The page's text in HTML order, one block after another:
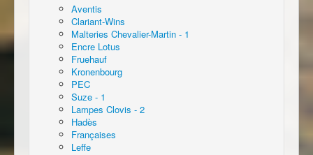
Aventis
Clariant-Wins
Malteries Chevalier-Martin - 1
Encre Lotus
Fruehauf
Kronenbourg
PEC
Suze - 1
Lampes Clovis - 2
Hadès
Françaises
Leffe